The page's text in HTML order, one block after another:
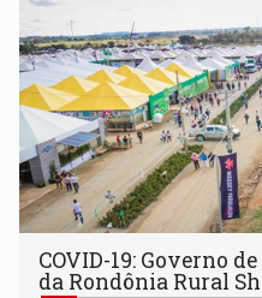
COVID-19: Governo
da Rondônia Rural